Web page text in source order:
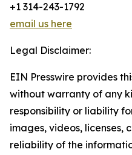
+1 314-243-1792
email us here
Legal Disclaimer:
EIN Presswire provides
without warranty of any
responsibility or liability
images, videos, licenses,
reliability of the